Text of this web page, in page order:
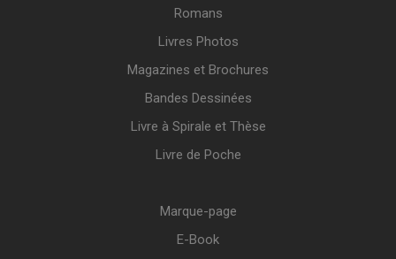
Romans
Livres Photos
Magazines et Brochures
Bandes Dessinées
Livre à Spirale et Thèse
Livre de Poche
Marque-page
E-Book